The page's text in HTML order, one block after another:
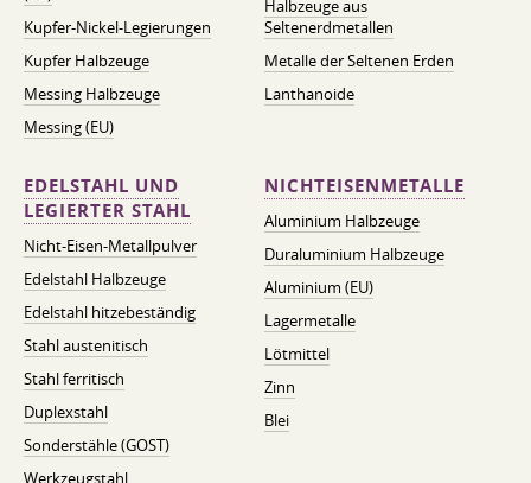
Kupfer-Nickel-Legierungen
Kupfer Halbzeuge
Messing Halbzeuge
Messing (EU)
Halbzeuge aus
Seltenerdmetallen
Metalle der Seltenen Erden
Lanthanoide
EDELSTAHL UND
LEGIERTER STAHL
Nicht-Eisen-Metallpulver
Edelstahl Halbzeuge
Edelstahl hitzebeständig
Stahl austenitisch
Stahl ferritisch
Duplexstahl
Sonderstähle (GOST)
Werkzeugstahl
NICHTEISENMETALLE
Aluminium Halbzeuge
Duraluminium Halbzeuge
Aluminium (EU)
Lagermetalle
Lötmittel
Zinn
Blei